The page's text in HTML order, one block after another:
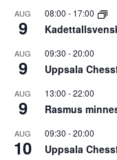
AUG
9
08:00 - 17:00
AUG
9
09:30 -20:00
Uppsala
AUG
9
13:00 -22:00
Rasmus
AUG
10
09:30 -20:00
Uppsala